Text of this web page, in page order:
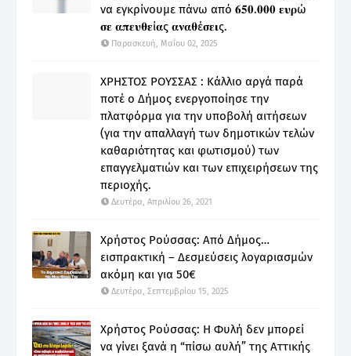
να εγκρίνουμε πάνω από 𝟔𝟓𝟎.𝟎𝟎𝟎 𝛆𝛖𝛒ώ
𝛔𝛆 𝛂𝛑𝛆𝛖𝛉𝛆ί𝛂ς 𝛂𝛎𝛂𝛉έ𝛔𝛆𝛊ς.
Παρασκευή, Μαΐου 02, 2025
ΧΡΗΣΤΟΣ ΡΟΥΣΣΑΣ : Κάλλιο αργά παρά
ποτέ ο Δήμος ενεργοποίησε την
πλατφόρμα για την υποβολή αιτήσεων
(για την απαλλαγή των δημοτικών τελών
καθαριότητας και φωτισμού) των
επαγγελματιών και των επιχειρήσεων της
περιοχής.
Δευτέρα, Απριλίου 26, 2021
Χρήστος Ρούσσας: Από Δήμος…
εισπρακτική – Δεσμεύσεις λογαριασμών
ακόμη και για 50€
Δευτέρα, Σεπτεμβρίου 15, 2025
Χρήστος Ρούσσας: Η Φυλή δεν μπορεί
να γίνει ξανά η “πίσω αυλή” της Αττικής